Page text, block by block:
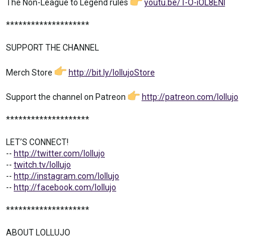
The Non-League to Legend rules youtu.be/T-O-iOL8ENI
********************
SUPPORT THE CHANNEL
Merch Store http://bit.ly/lollujoStore
Support the channel on Patreon http://patreon.com/lollujo
********************
LET’S CONNECT!
-- http://twitter.com/lollujo
-- twitch.tv/lollujo
-- http://instagram.com/lollujo
-- http://facebook.com/lollujo
********************
ABOUT LOLLUJO